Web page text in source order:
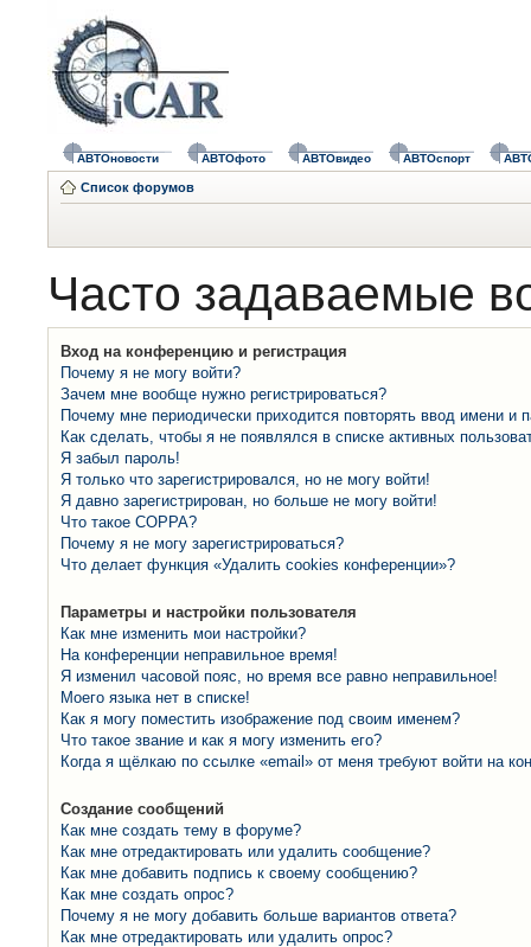
АВТОновости АВТОфото АВТОвидео АВТОспорт
Список форумов
Часто задаваемые
Вход на конференцию и регистрация
Почему я не могу войти?
Зачем мне вообще нужно регистрироваться?
Почему мне периодически приходится повторять ввод имени и
Как сделать, чтобы я не появлялся в списке активных
Я забыл пароль!
Я только что зарегистрировался, но не могу войти!
Я давно зарегистрирован, но больше не могу войти!
Что такое COPPA?
Почему я не могу зарегистрироваться?
Что делает функция «Удалить cookies конференции»?
Параметры и настройки пользователя
Как мне изменить мои настройки?
На конференции неправильное время!
Я изменил часовой пояс, но время все равно неправильное!
Моего языка нет в списке!
Как я могу поместить изображение под своим именем?
Что такое звание и как я могу изменить его?
Когда я щёлкаю по ссылке «email» от меня требуют войти на
Создание сообщений
Как мне создать тему в форуме?
Как мне отредактировать или удалить сообщение?
Как мне добавить подпись к своему сообщению?
Как мне создать опрос?
Почему я не могу добавить больше вариантов ответа?
Как мне отредактировать или удалить опрос?